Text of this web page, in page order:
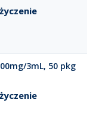
3mL, 50 pkg